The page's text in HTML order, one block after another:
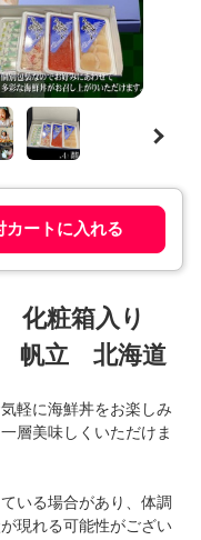
カートに入れる
化粧箱入り
帆立 北海道
軽に海鮮丼をお楽しみ
層美味しくいただけま
いる場合があり、体調
現れる可能性がござい